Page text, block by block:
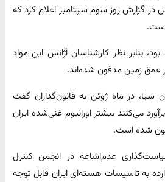
در گزارش روز سوم سپتامبر اعلام کرد که
بنابر نظر کارشناسان آژانس این مواد
عمق زمین مدفون شده‌اند.
سیا، در ماه ژوئن به قانون‌گذاران گفت
می‌کنند بیشتر اورانیوم غنی‌شده ایران
شده است.
عدم‌اشاعه در انجمن کنترل
به تاسیسات هسته‌ای ایران قابل توجه